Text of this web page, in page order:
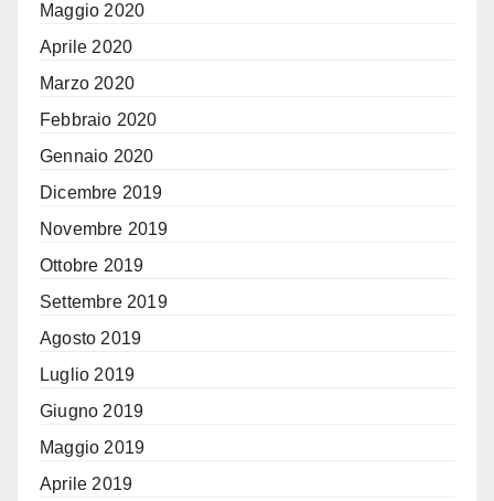
Maggio 2020
Aprile 2020
Marzo 2020
Febbraio 2020
Gennaio 2020
Dicembre 2019
Novembre 2019
Ottobre 2019
Settembre 2019
Agosto 2019
Luglio 2019
Giugno 2019
Maggio 2019
Aprile 2019